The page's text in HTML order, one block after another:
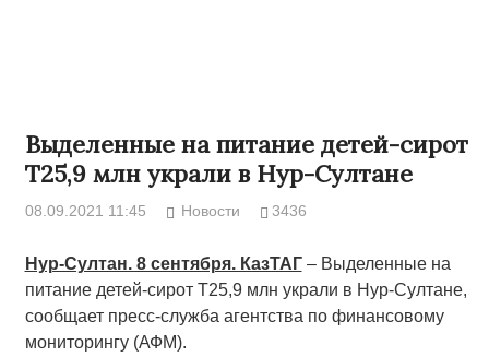
Выделенные на питание детей-сирот
Т25,9 млн украли в Нур-Султане
08.09.2021 11:45 Новости 3436
Нур-Султан. 8 сентября. КазТАГ– Выделенные на
питание детей-сирот Т25,9 млн украли в Нур-Султане,
сообщает пресс-служба агентства по финансовому
мониторингу (АФМ).